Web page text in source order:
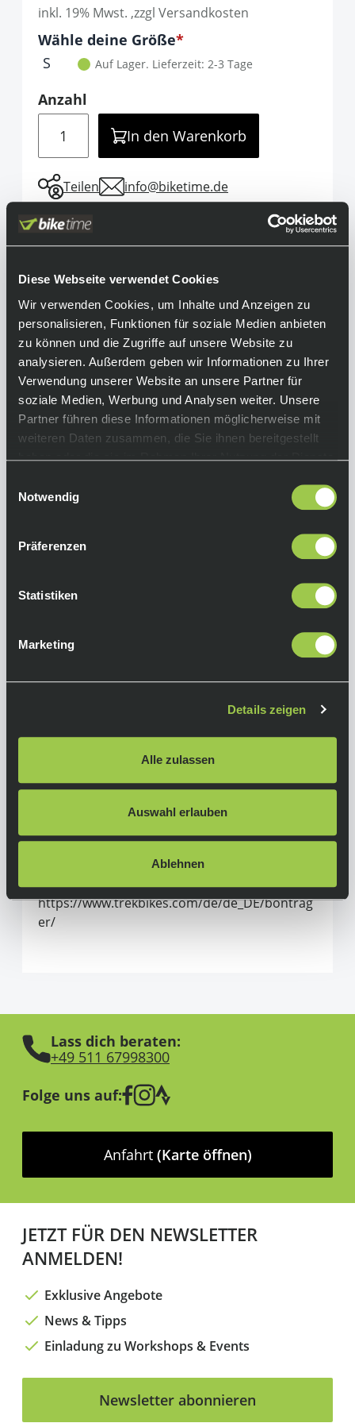
Diese Webseite verwendet Cookies
Wir verwenden Cookies, um Inhalte und Anzeigen zu
personalisieren, Funktionen für soziale Medien anbieten
zu können und die Zugriffe auf unsere Website zu
analysieren. Außerdem geben wir Informationen zu Ihrer
Verwendung unserer Website an unsere Partner für
soziale Medien, Werbung und Analysen weiter. Unsere
Partner führen diese Informationen möglicherweise mit
weiteren Daten zusammen, die Sie ihnen bereitgestellt
haben oder die sie im Rahmen Ihrer Nutzung der Dienste
Notwendig
Präferenzen
Statistiken
Marketing
Details zeigen
Alle zulassen
Auswahl erlauben
Ablehnen
inkl. 19% Mwst. ,zzgl Versandkosten
Optionen
Wähle deine Größe
It is required to select one of the available
S Auf Lager. Lieferzeit: 2-3 Tage
Anzahl
In den Warenkorb
Teilen info@biketime.de
Informationen
Der neue Bontrager Velocis MIPS vereint
überragende Performance mit beispiellosem
Tragekomfort. Dieser Premium-Rennrad-
Fahrradhelm ist superleicht und schnittig,
damit du auch bei hohen Geschwindigkeiten
und maximaler Anstrengung stets mit kühlem
Kopf unterwegs bist.
Equipment
Protection System Boa-Verschluss-System
Spezielle Öffnungen für die sichere Aufnahme
der Sonnenbrille; inkl. Crash Replacement
Polster=Feuchtigkeitsabführende Polster
Segafredo-Aufkleberset
Herstellerinformationen
Alle Produkte von Bontrager
Trek Bicycle GmbH
Wegastrasse 8C
Deutschland
verkauf_gas@trekbikes.com
https://www.trekbikes.com/de/de_DE/bontrag
er/
Lass dich beraten:
+49 511 67998300
Folge uns auf:
Anfahrt (Karte öffnen)
JETZT FÜR DEN NEWSLETTER
ANMELDEN!
Exklusive Angebote
News & Tipps
Einladung zu Workshops & Events
Newsletter abonnieren